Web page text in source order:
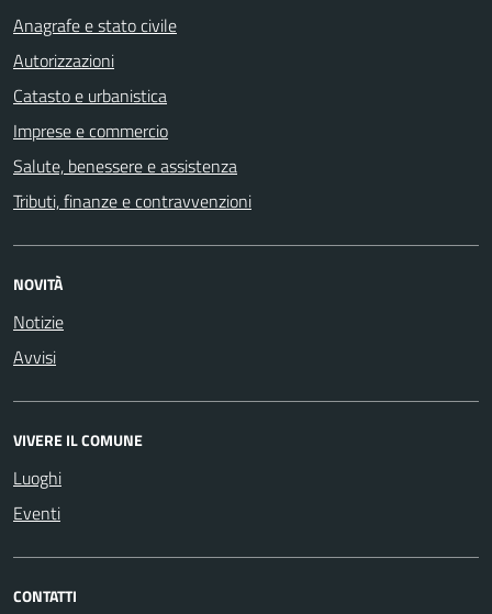
Anagrafe e stato civile
Autorizzazioni
Catasto e urbanistica
Imprese e commercio
Salute, benessere e assistenza
Tributi, finanze e contravvenzioni
NOVITÀ
Notizie
Avvisi
VIVERE IL COMUNE
Luoghi
Eventi
CONTATTI